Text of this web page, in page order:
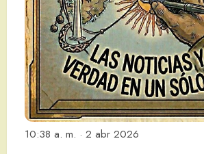
10:38 a. m. · 2 abr 2026